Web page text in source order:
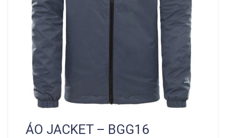
ÁO JACKET – BGG16